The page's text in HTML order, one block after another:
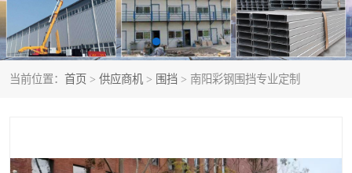
当前位置： 首页 > 供应商机 > 围挡 > 南阳彩钢围挡专业定制
CZ型钢 FRP采光板
PC多层板 PC耐力板
建筑围挡 楼层板
岩棉板 钢结构配件